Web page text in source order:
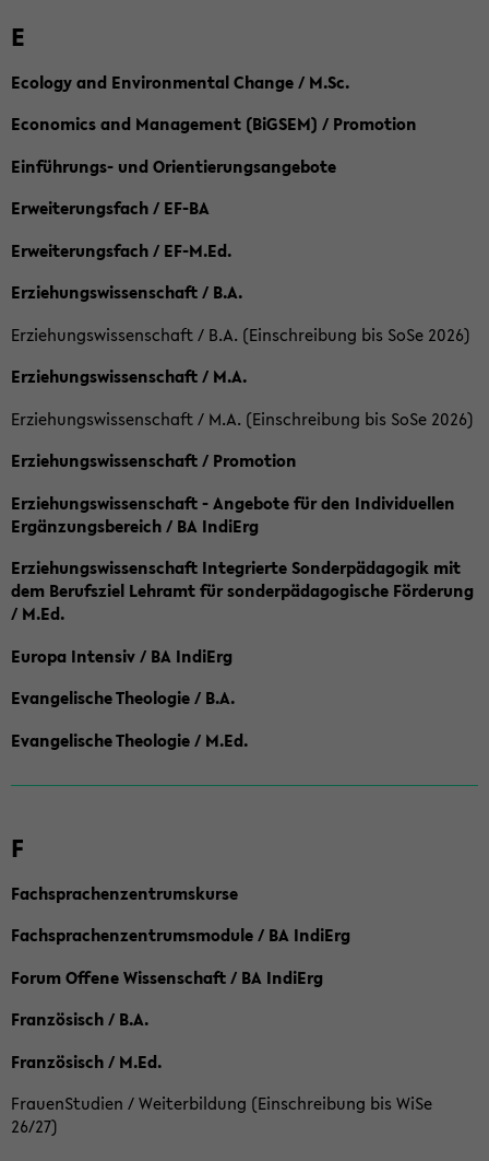
E
Ecology and Environmental Change / M.Sc.
Economics and Management (BiGSEM) / Promotion
Einführungs- und Orientierungsangebote
Erweiterungsfach / EF-BA
Erweiterungsfach / EF-M.Ed.
Erziehungswissenschaft / B.A.
Erziehungswissenschaft / B.A. (Einschreibung bis SoSe 2026)
Erziehungswissenschaft / M.A.
Erziehungswissenschaft / M.A. (Einschreibung bis SoSe 2026)
Erziehungswissenschaft / Promotion
Erziehungswissenschaft - Angebote für den Individuellen
Ergänzungsbereich / BA IndiErg
Erziehungswissenschaft Integrierte Sonderpädagogik mit
dem Berufsziel Lehramt für sonderpädagogische Förderung
/ M.Ed.
Europa Intensiv / BA IndiErg
Evangelische Theologie / B.A.
Evangelische Theologie / M.Ed.
F
Fachsprachenzentrumskurse
Fachsprachenzentrumsmodule / BA IndiErg
Forum Offene Wissenschaft / BA IndiErg
Französisch / B.A.
Französisch / M.Ed.
FrauenStudien / Weiterbildung (Einschreibung bis WiSe
26/27)